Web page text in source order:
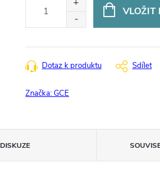
VLOŽIT
Dotaz k produktu Sdílet
Značka:GCE
DISKUZE